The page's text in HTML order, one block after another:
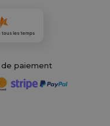
tous les temps
paiement